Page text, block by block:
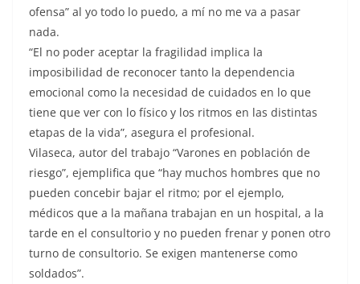
ofensa” al yo todo lo puedo, a mí no me va a pasar
nada.
“El no poder aceptar la fragilidad implica la
imposibilidad de reconocer tanto la dependencia
emocional como la necesidad de cuidados en lo que
tiene que ver con lo físico y los ritmos en las distintas
etapas de la vida”, asegura el profesional.
Vilaseca, autor del trabajo “Varones en población de
riesgo”, ejemplifica que “hay muchos hombres que no
pueden concebir bajar el ritmo; por el ejemplo,
médicos que a la mañana trabajan en un hospital, a la
tarde en el consultorio y no pueden frenar y ponen otro
turno de consultorio. Se exigen mantenerse como
soldados”.